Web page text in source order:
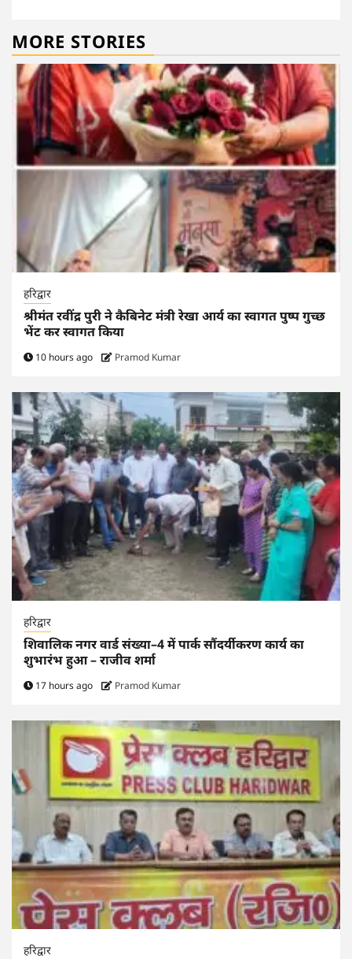
MORE STORIES
हरिद्वार
श्रीमंत रवींद्र पुरी ने कैबिनेट मंत्री रेखा आर्य का स्वागत पुष्प गुच्छ
भेंट कर स्वागत किया
10 hours ago Pramod Kumar
हरिद्वार
शिवालिक नगर वार्ड संख्या–4 में पार्क सौंदर्यीकरण कार्य का
शुभारंभ हुआ – राजीव शर्मा
17 hours ago Pramod Kumar
हरिद्वार